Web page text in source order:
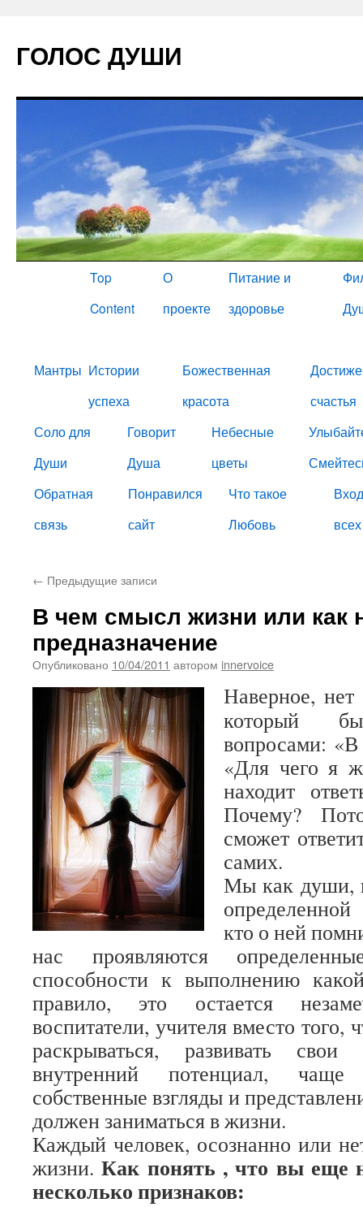
ГОЛОС ДУШИ
Top
Content
О
проекте
Питание и
здоровье
Мантры Истории
успеха
Божественная
красота
счастья
Соло для
Души
Говорит
Душа
Небесные
цветы
Обратная
связь
Понравился
сайт
Что такое
Любовь
всех
← Предыдущие записи
В чем смысл жизни или как
предназначение
Опубликовано 10/04/2011 автором innervoice
Наверное, нет
который
вопросами:
«Для чего я
находит
Почему?
сможет
самих.
Мы как души,
кто о ней
нас проявляются
способности к выполнению
правило, это остается
воспитатели, учителя вместо того,
раскрываться, развивать свои
внутренний потенциал,
собственные взгляды и
должен заниматься в жизни.
Каждый человек, осознанно или
жизни.Как понять , что вы еще
несколько признаков: